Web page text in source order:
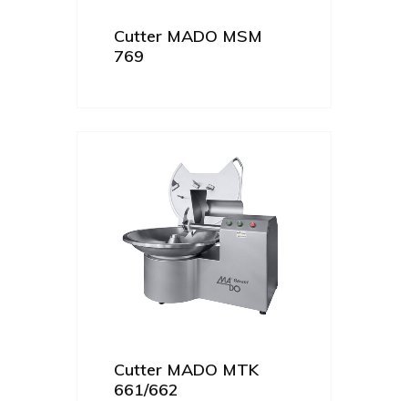
Cutter MADO MSM
769
Cutter MADO MTK
661/662